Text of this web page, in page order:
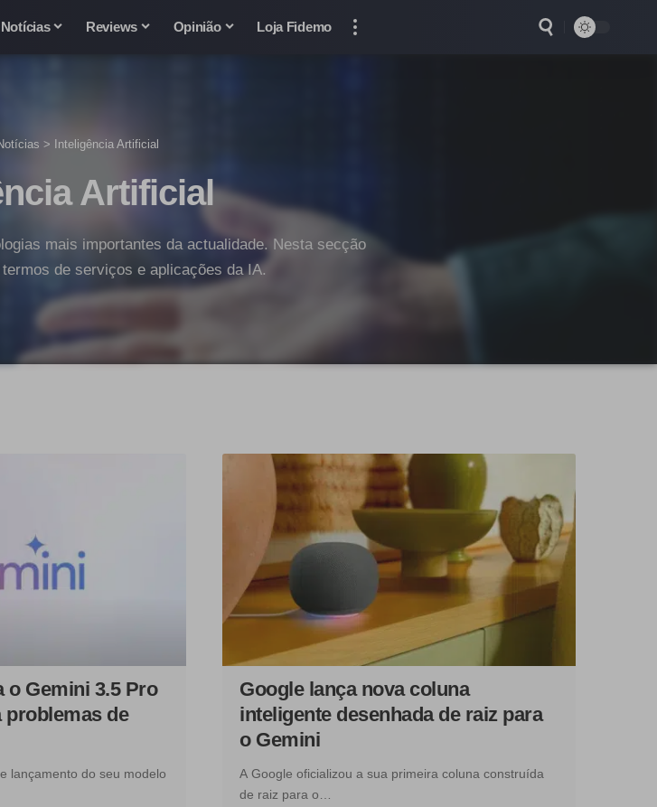
Notícias Reviews Opinião Loja Fidemo
> Inteligência Artificial
Artificial
mais importantes da actualidade. Nesta secção
de serviços e aplicações da IA.
o Gemini 3.5 Pro
problemas de
lançamento do seu modelo
Google lança nova coluna
inteligente desenhada de raiz para
o Gemini
A Google oficializou a sua primeira coluna construída
de raiz para o…